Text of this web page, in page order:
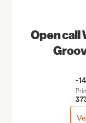
Open call
-